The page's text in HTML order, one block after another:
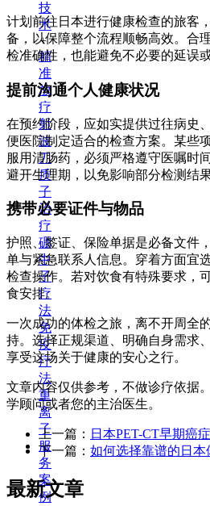
技
术
+
精
准
放
疗
射
波
刀
质
子
治
疗
硼
中
子
疗
法
免
疫
疗
法
重
离
子
服
务
案
例
计划前往日本进行健康检查的旅客
备，以保障整个流程顺畅高效。合
检准确性，也能避免不必要的延误或
提前沟通个人健康状况
在预约阶段，应如实提供过往病史
便医院制定适合的检查方案。某些
服用清肠药，必须严格遵守医嘱时
避开生理期，以免影响部分检测结果
携带必要证件与物品
护照、签证、保险单据是必备文件
单与紧急联系人信息。穿着方面宜
检查操作。若对饮食有特殊要求，
食安排。
一次成功的体检之旅，离不开周全
持。选择正规渠道、明确自身需求
享受这场关于健康的安心之行。
文章内容仅供参考，不做诊疗依据
学顾问或者您的主治医生。
上一篇： 日本PET-CT早期癌
下一篇： 如何选择靠谱的日本
最新文章